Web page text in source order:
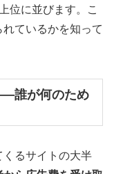
位に並びます。こ
ているかを知って
誰が何のため
くるサイトの大半